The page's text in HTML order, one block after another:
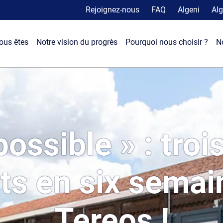
Rejoignez-nous FAQ Algeni
êtes Notre vision du progrès Pourquoi nous choisir ?
» :
en six